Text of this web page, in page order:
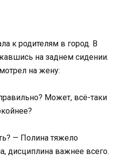
к родителям в город. В
на заднем сидении.
на жену:
Может, всё-таки
— Полина тяжело
дисциплина важнее всего.